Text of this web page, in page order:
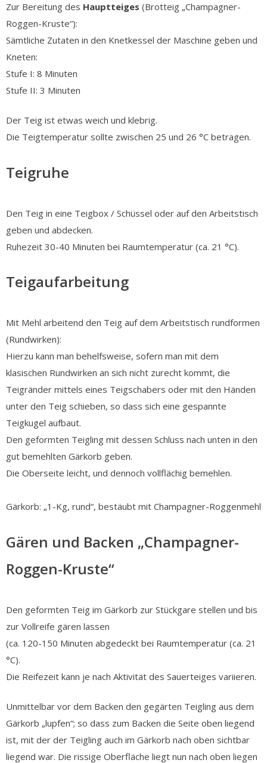
Zur Bereitung des Hauptteiges (Brotteig „Champagner-
Roggen-Kruste“):
Sämtliche Zutaten in den Knetkessel der Maschine geben und
Kneten:
Stufe I: 8 Minuten
Stufe II: 3 Minuten
Der Teig ist etwas weich und klebrig.
Die Teigtemperatur sollte zwischen 25 und 26 °C betragen.
Teigruhe
Den Teig in eine Teigbox / Schüssel oder auf den Arbeitstisch
geben und abdecken.
Ruhezeit 30-40 Minuten bei Raumtemperatur (ca. 21 °C).
Teigaufarbeitung
Mit Mehl arbeitend den Teig auf dem Arbeitstisch rundformen
(Rundwirken):
Hierzu kann man behelfsweise, sofern man mit dem
klasischen Rundwirken an sich nicht zurecht kommt, die
Teigränder mittels eines Teigschabers oder mit den Händen
unter den Teig schieben, so dass sich eine gespannte
Teigkugel aufbaut.
Den geformten Teigling mit dessen Schluss nach unten in den
gut bemehlten Gärkorb geben.
Die Oberseite leicht, und dennoch vollflächig bemehlen.
Gärkorb: „1-Kg, rund“, bestäubt mit Champagner-Roggenmehl
Gären und Backen „Champagner-
Roggen-Kruste“
Den geformten Teig im Gärkorb zur Stückgare stellen und bis
zur Vollreife gären lassen
(ca. 120-150 Minuten abgedeckt bei Raumtemperatur (ca. 21
°C).
Die Reifezeit kann je nach Aktivität des Sauerteiges variieren.
Unmittelbar vor dem Backen den gegärten Teigling aus dem
Gärkorb „lupfen“; so dass zum Backen die Seite oben liegend
ist, mit der der Teigling auch im Gärkorb nach oben sichtbar
liegend war. Die rissige Oberfläche liegt nun nach oben liegen